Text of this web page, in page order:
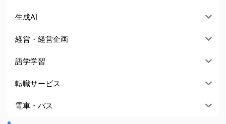
生成AI
経営・経営企画
語学学習
転職サービス
電車・バス